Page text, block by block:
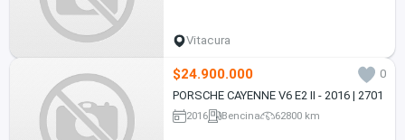
Vitacura
$24.900.000
0
PORSCHE CAYENNE V6 E2 II - 2016 | 2701
2016 Bencina 62800 km